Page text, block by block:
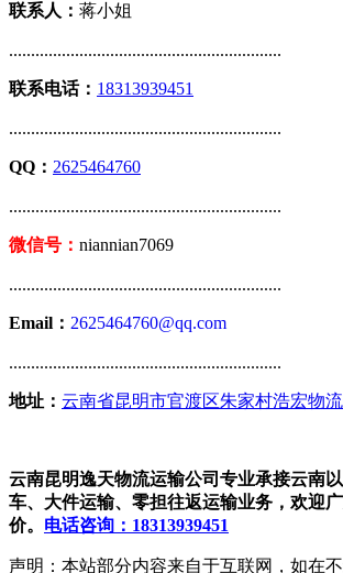
联系人： 蒋小姐
..............................................................
联系电话： 18313939451
..............................................................
QQ： 2625464760
..............................................................
微信号： niannian7069
..............................................................
Email： 2625464760@qq.com
..............................................................
地址： 云南省昆明市官渡区朱家村浩宏物
云南昆明逸天物流运输公司专业承接云南
车、大件运输、零担往返运输业务，欢迎
价。 电话咨询：18313939451
声明：本站部分内容来自于互联网，如在